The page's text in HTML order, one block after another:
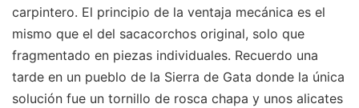
carpintero. El principio de la ventaja mecánica es el
mismo que el del sacacorchos original, solo que
fragmentado en piezas individuales. Recuerdo una
tarde en un pueblo de la Sierra de Gata donde la única
solución fue un tornillo de rosca chapa y unos alicates